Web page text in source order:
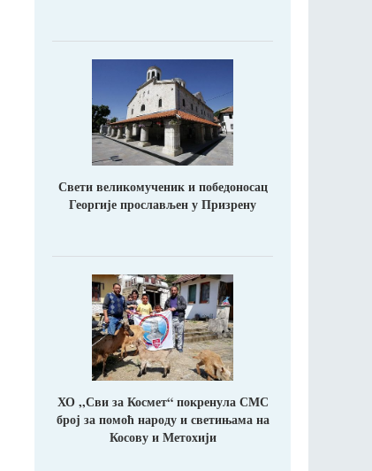
Свети великомученик и победоносац
Георгије прослављен у Призрену
ХО ,,Сви за Космет“ покренула СМС
број за помоћ народу и светињама на
Косову и Метохији